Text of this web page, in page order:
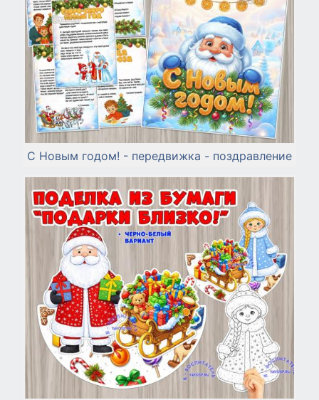
С Новым годом! - передвижка - поздравление